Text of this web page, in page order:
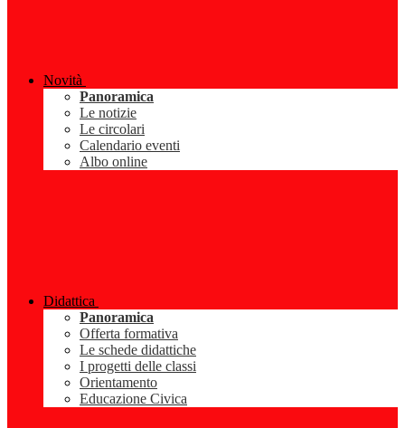
Novità
Panoramica
Le notizie
Le circolari
Calendario eventi
Albo online
Didattica
Panoramica
Offerta formativa
Le schede didattiche
I progetti delle classi
Orientamento
Educazione Civica